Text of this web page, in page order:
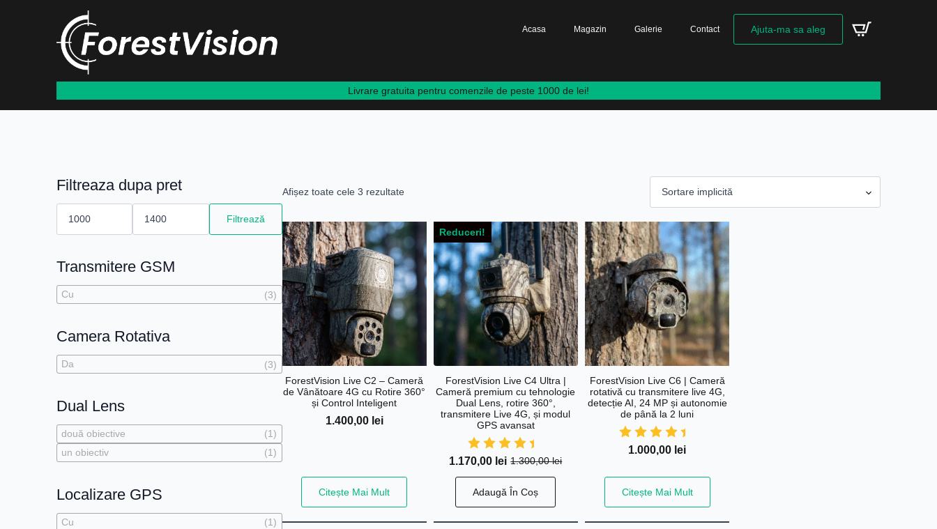
Acasa Magazin Galerie Contact Ajuta-ma sa aleg
Livrare gratuita pentru comenzile de peste 1000 de lei!
Filtreaza dupa pret
Preț
minim
Preț
maxim
Filtrează
Transmitere GSM
Cu (3)
Camera Rotativa
Da (3)
Dual Lens
două obiective
(1)
un obiectiv
(1)
Localizare GPS
Cu
(1)
Afișez toate cele 3 rezultate
ForestVision Live C2 – Cameră
de Vânătoare 4G cu Rotire 360°
și Control Inteligent
1.400,00 lei
Citește Mai Mult
Reduceri!
ForestVision Live C4 Ultra |
Cameră premium cu tehnologie
Dual Lens, rotire 360°,
transmitere Live 4G, și modul
GPS avansat
1.300,00lei
Prețul
inițial
a
fost:
1.300,00 lei.
1.170,00 leiPrețul
curent
este:
1.170,00 lei.
Adaugă În Coș
ForestVision Live C6 | Cameră
rotativă cu transmitere live 4G,
detecție AI, 24 MP și autonomie
de până la 2 luni
1.000,00 lei
Citește Mai Mult